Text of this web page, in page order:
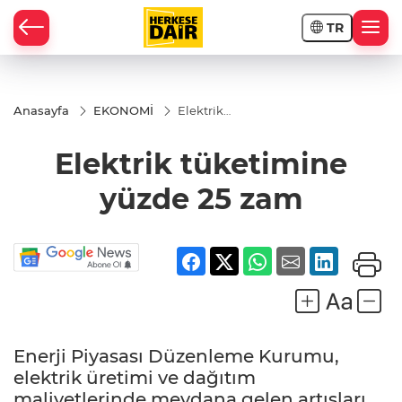
TR
Anasayfa EKONOMİ
Elektrik
zam
Elektrik tüketimine
yüzde 25 zam
Enerji Piyasası Düzenleme Kurumu,
elektrik üretimi ve dağıtım